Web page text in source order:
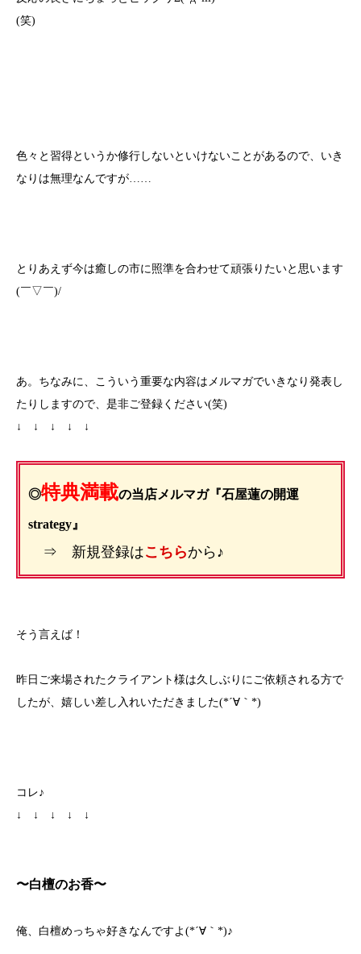
(笑)
色々と習得というか修行しないといけないことがあるので、いき
なりは無理なんですが……
とりあえず今は癒しの市に照準を合わせて頑張りたいと思います
(￣▽￣)/
あ。ちなみに、こういう重要な内容はメルマガでいきなり発表し
たりしますので、是非ご登録ください(笑)
↓ ↓ ↓ ↓ ↓
◎特典満載の当店メルマガ『石屋蓮の開運
strategy』
⇒ 新規登録はこちらから♪
そう言えば！
昨日ご来場されたクライアント様は久しぶりにご依頼される方で
したが、嬉しい差し入れいただきました(*´∀｀*)
コレ♪
↓ ↓ ↓ ↓ ↓
〜白檀のお香〜
俺、白檀めっちゃ好きなんですよ(*´∀｀*)♪